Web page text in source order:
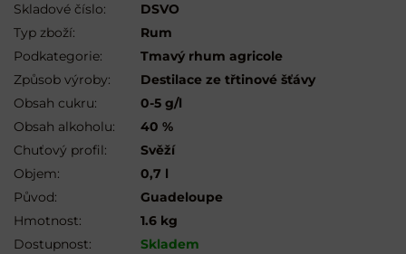
Skladové číslo:
DSVO
Typ zboží:
Rum
Podkategorie:
Tmavý rhum agricole
Způsob výroby:
Destilace ze třtinové šťávy
Obsah cukru:
0-5 g/l
Obsah alkoholu:
40 %
Chuťový profil:
Svěží
Objem:
0,7 l
Původ:
Guadeloupe
Hmotnost:
1.6 kg
Dostupnost:
Skladem